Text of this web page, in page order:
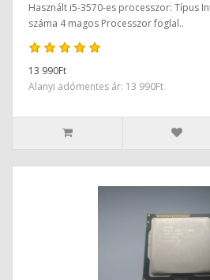
Használt i5-3570-es processzor: Típus
száma 4 magos Processzor foglal..
13 990Ft
Alanyi adómentes ár: 13 990Ft